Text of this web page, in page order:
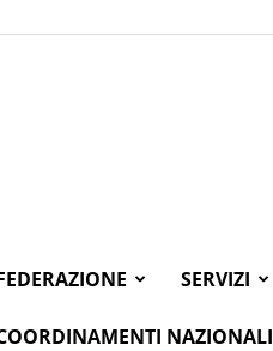
SERVIZI
NAZIONALI